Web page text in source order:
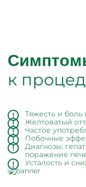
к
Тяжесть и
Желтоватый
Частое
Побочные
Диагнозы:
поражение
Усталость и